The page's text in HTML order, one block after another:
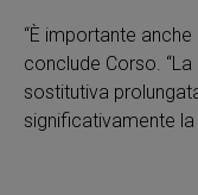
“È importante
conclude Corso.
sostitutiva
significativamente